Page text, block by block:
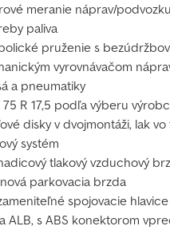
meranie náprav/
paliva
pruženie s
vyrovnávačom
a pneumatiky
75 R 17,5 podľa výberu
disky v dvojmontáži, lak
systém
tlakový vzduchový
parkovacia brzda
spojovacie
ALB, s ABS konektorom